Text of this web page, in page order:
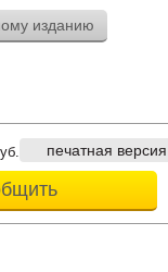
изданию
печатная версия